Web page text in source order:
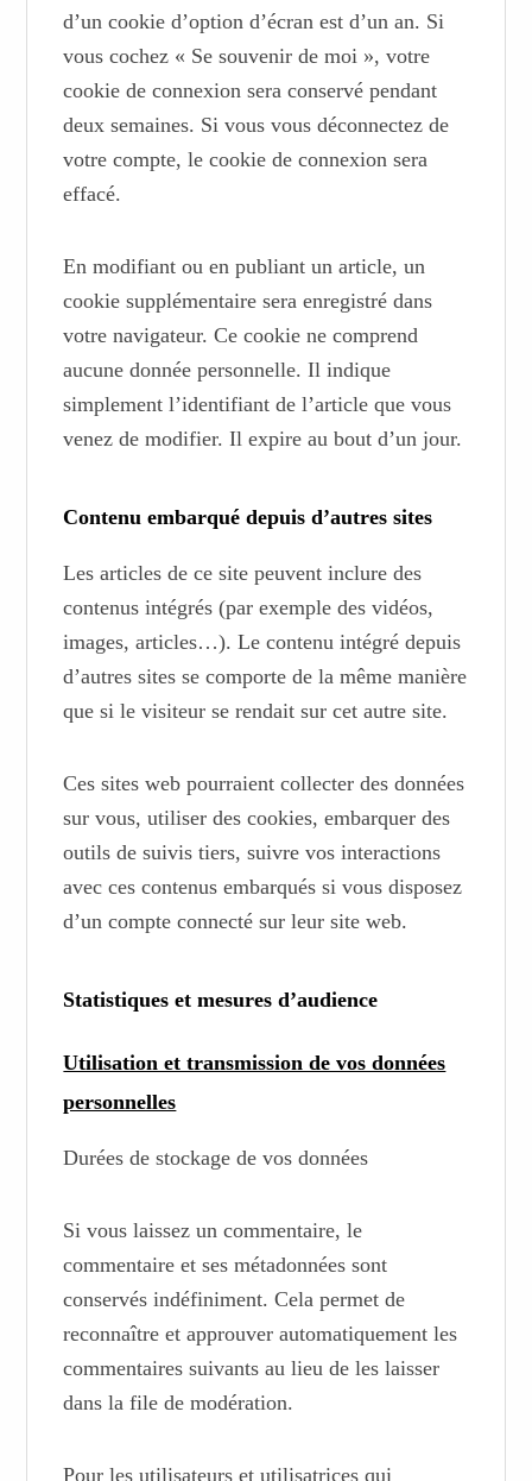
d’un cookie d’option d’écran est d’un an. Si
vous cochez « Se souvenir de moi », votre
cookie de connexion sera conservé pendant
deux semaines. Si vous vous déconnectez de
votre compte, le cookie de connexion sera
effacé.
En modifiant ou en publiant un article, un
cookie supplémentaire sera enregistré dans
votre navigateur. Ce cookie ne comprend
aucune donnée personnelle. Il indique
simplement l’identifiant de l’article que vous
venez de modifier. Il expire au bout d’un jour.
Contenu embarqué depuis d’autres sites
Les articles de ce site peuvent inclure des
contenus intégrés (par exemple des vidéos,
images, articles…). Le contenu intégré depuis
d’autres sites se comporte de la même manière
que si le visiteur se rendait sur cet autre site.
Ces sites web pourraient collecter des données
sur vous, utiliser des cookies, embarquer des
outils de suivis tiers, suivre vos interactions
avec ces contenus embarqués si vous disposez
d’un compte connecté sur leur site web.
Statistiques et mesures d’audience
Utilisation et transmission de vos données
personnelles
Durées de stockage de vos données
Si vous laissez un commentaire, le
commentaire et ses métadonnées sont
conservés indéfiniment. Cela permet de
reconnaître et approuver automatiquement les
commentaires suivants au lieu de les laisser
dans la file de modération.
Pour les utilisateurs et utilisatrices qui